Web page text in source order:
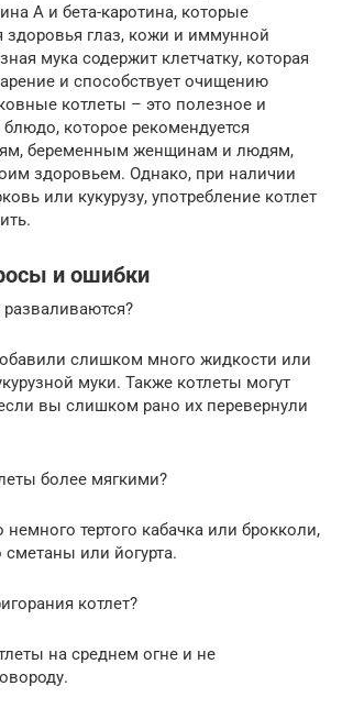
А и бета-каротина, которые
глаз, кожи и иммунной
мука содержит клетчатку, которая
и способствует очищению
котлеты – это полезное и
которое рекомендуется
беременным женщинам и людям,
здоровьем. Однако, при наличии
или кукурузу, употребление котлет
и ошибки
слишком много жидкости или
муки. Также котлеты могут
вы слишком рано их перевернули
более мягкими?
немного тертого кабачка или брокколи,
или йогурта.
котлет?
на среднем огне и не